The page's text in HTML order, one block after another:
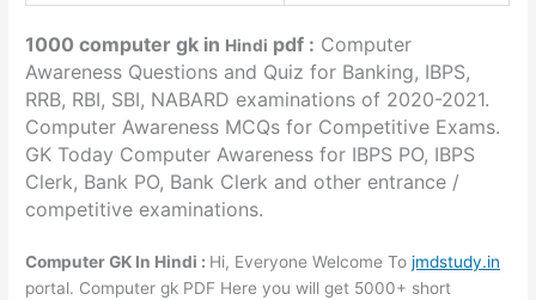
1000 computer gk in Hindi pdf : Computer
Awareness Questions and Quiz for Banking, IBPS,
RRB, RBI, SBI, NABARD examinations of 2020-2021.
Computer Awareness MCQs for Competitive Exams.
GK Today Computer Awareness for IBPS PO, IBPS
Clerk, Bank PO, Bank Clerk and other entrance /
competitive examinations.
Computer GK In Hindi : Hi, Everyone Welcome Tojmdstudy.in
portal. Computer gk PDF Here you will get 5000+ short